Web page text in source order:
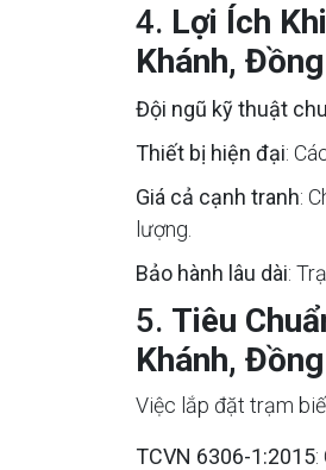
4. Lợi Ích
Khánh,
Đội ngũ kỹ thuật
Thiết bị hiện đại:
Giá cả cạnh tranh:
lượng.
Bảo hành lâu dài:
5. Tiêu
Khánh,
Việc lắp đặt trạm
TCVN 6306-1:2015: